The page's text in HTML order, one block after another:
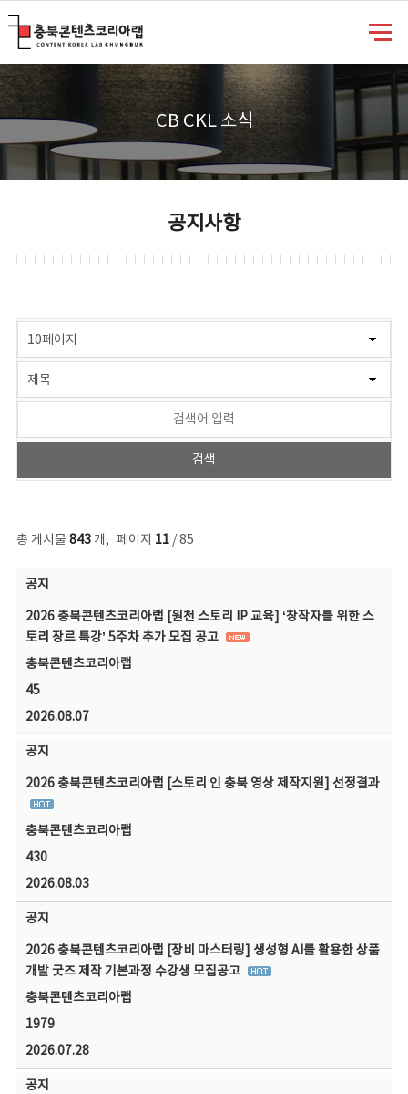
CB CKL 소식
공지사항
총 게시물 843개, 페이지 11/ 85
공지사항 목록 - 번호, 제목, 작성자, 파일, 조회수, 작성일 정보 제공
공지
2026 충북콘텐츠코리아랩 [원천 스토리 IP 교육] ‘창작자를 위한 스
토리 장르 특강’ 5주차 추가 모집 공고
충북콘텐츠코리아랩
45
2026.08.07
공지
2026 충북콘텐츠코리아랩 [스토리 인 충북 영상 제작지원] 선정결과
충북콘텐츠코리아랩
430
2026.08.03
공지
2026 충북콘텐츠코리아랩 [장비 마스터링] 생성형 AI를 활용한 상품
개발 굿즈 제작 기본과정 수강생 모집공고
충북콘텐츠코리아랩
1979
2026.07.28
공지